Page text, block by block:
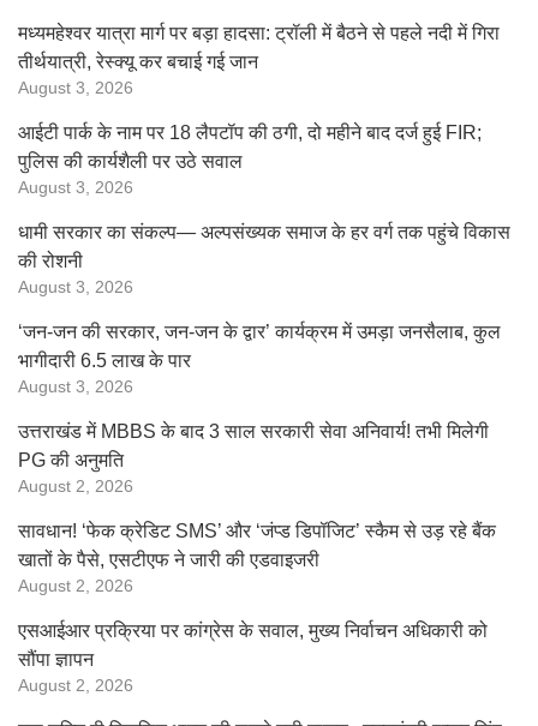
मध्यमहेश्वर यात्रा मार्ग पर बड़ा हादसा: ट्रॉली में बैठने से पहले नदी में गिरा
तीर्थयात्री, रेस्क्यू कर बचाई गई जान
August 3, 2026
आईटी पार्क के नाम पर 18 लैपटॉप की ठगी, दो महीने बाद दर्ज हुई FIR;
पुलिस की कार्यशैली पर उठे सवाल
August 3, 2026
धामी सरकार का संकल्प— अल्पसंख्यक समाज के हर वर्ग तक पहुंचे विकास
की रोशनी
August 3, 2026
‘जन-जन की सरकार, जन-जन के द्वार’ कार्यक्रम में उमड़ा जनसैलाब, कुल
भागीदारी 6.5 लाख के पार
August 3, 2026
उत्तराखंड में MBBS के बाद 3 साल सरकारी सेवा अनिवार्य! तभी मिलेगी
PG की अनुमति
August 2, 2026
सावधान! ‘फेक क्रेडिट SMS’ और ‘जंप्ड डिपॉजिट’ स्कैम से उड़ रहे बैंक
खातों के पैसे, एसटीएफ ने जारी की एडवाइजरी
August 2, 2026
एसआईआर प्रक्रिया पर कांग्रेस के सवाल, मुख्य निर्वाचन अधिकारी को
सौंपा ज्ञापन
August 2, 2026